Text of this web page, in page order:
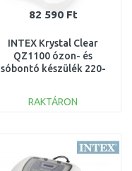
82 590 Ft
INTEX Krystal Clear
QZ1100 ózon- és
sóbontó készülék 220-
RAKTÁRON
Összehasonlítás